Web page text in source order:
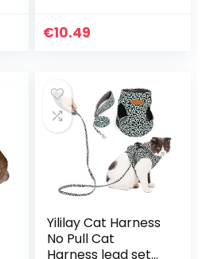
van leer, hagedis,
€10.49
Yililay Cat Harness
No Pull Cat
Harness lead set